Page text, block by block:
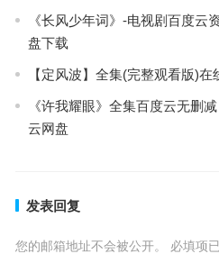
《长风少年词》-电视剧百度云
盘下载
【定风波】全集(完整观看版)在
《许我耀眼》全集百度云无删
云网盘
发表回复
您的邮箱地址不会被公开。 必填项